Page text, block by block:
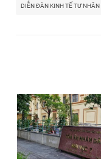
DIỄN ĐÀN KINH TẾ TƯ